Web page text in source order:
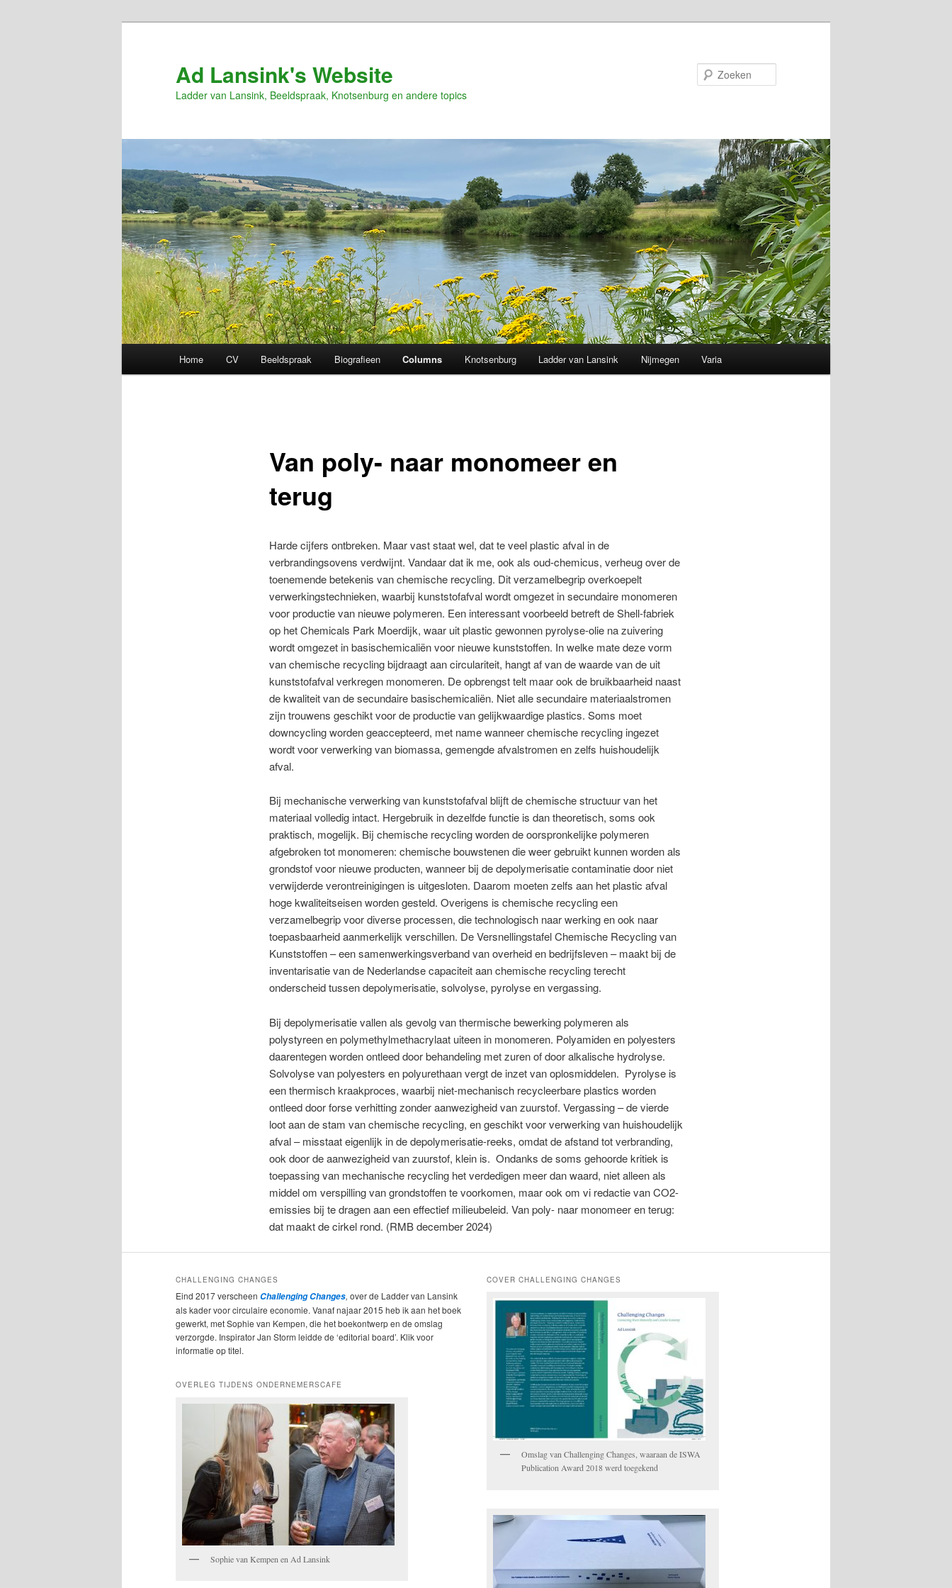
Ad Lansink's Website
Ladder van Lansink, Beeldspraak, Knotsenburg en andere topics
Home CV Beeldspraak Biografieen Columns Knotsenburg Ladder van Lansink Nijmegen Varia
Van poly- naar monomeer en
terug
Harde cijfers ontbreken. Maar vast staat wel, dat te veel plastic afval in de
verbrandingsovens verdwijnt. Vandaar dat ik me, ook als oud-chemicus, verheug over de
toenemende betekenis van chemische recycling. Dit verzamelbegrip overkoepelt
verwerkingstechnieken, waarbij kunststofafval wordt omgezet in secundaire monomeren
voor productie van nieuwe polymeren. Een interessant voorbeeld betreft de Shell-fabriek
op het Chemicals Park Moerdijk, waar uit plastic gewonnen pyrolyse-olie na zuivering
wordt omgezet in basischemicaliën voor nieuwe kunststoffen. In welke mate deze vorm
van chemische recycling bijdraagt aan circulariteit, hangt af van de waarde van de uit
kunststofafval verkregen monomeren. De opbrengst telt maar ook de bruikbaarheid naast
de kwaliteit van de secundaire basischemicaliën. Niet alle secundaire materiaalstromen
zijn trouwens geschikt voor de productie van gelijkwaardige plastics. Soms moet
downcycling worden geaccepteerd, met name wanneer chemische recycling ingezet
wordt voor verwerking van biomassa, gemengde afvalstromen en zelfs huishoudelijk
afval.
Bij mechanische verwerking van kunststofafval blijft de chemische structuur van het
materiaal volledig intact. Hergebruik in dezelfde functie is dan theoretisch, soms ook
praktisch, mogelijk. Bij chemische recycling worden de oorspronkelijke polymeren
afgebroken tot monomeren: chemische bouwstenen die weer gebruikt kunnen worden als
grondstof voor nieuwe producten, wanneer bij de depolymerisatie contaminatie door niet
verwijderde verontreinigingen is uitgesloten. Daarom moeten zelfs aan het plastic afval
hoge kwaliteitseisen worden gesteld. Overigens is chemische recycling een
verzamelbegrip voor diverse processen, die technologisch naar werking en ook naar
toepasbaarheid aanmerkelijk verschillen. De Versnellingstafel Chemische Recycling van
Kunststoffen – een samenwerkingsverband van overheid en bedrijfsleven – maakt bij de
inventarisatie van de Nederlandse capaciteit aan chemische recycling terecht
onderscheid tussen depolymerisatie, solvolyse, pyrolyse en vergassing.
Bij depolymerisatie vallen als gevolg van thermische bewerking polymeren als
polystyreen en polymethylmethacrylaat uiteen in monomeren. Polyamiden en polyesters
daarentegen worden ontleed door behandeling met zuren of door alkalische hydrolyse.
Solvolyse van polyesters en polyurethaan vergt de inzet van oplosmiddelen. Pyrolyse is
een thermisch kraakproces, waarbij niet-mechanisch recycleerbare plastics worden
ontleed door forse verhitting zonder aanwezigheid van zuurstof. Vergassing – de vierde
loot aan de stam van chemische recycling, en geschikt voor verwerking van huishoudelijk
afval – misstaat eigenlijk in de depolymerisatie-reeks, omdat de afstand tot verbranding,
ook door de aanwezigheid van zuurstof, klein is. Ondanks de soms gehoorde kritiek is
toepassing van mechanische recycling het verdedigen meer dan waard, niet alleen als
middel om verspilling van grondstoffen te voorkomen, maar ook om vi redactie van CO2-
emissies bij te dragen aan een effectief milieubeleid. Van poly- naar monomeer en terug:
dat maakt de cirkel rond. (RMB december 2024)
CHALLENGING CHANGES
Eind 2017 verscheen Challenging Changes, over de Ladder van Lansink
als kader voor circulaire economie. Vanaf najaar 2015 heb ik aan het boek
gewerkt, met Sophie van Kempen, die het boekontwerp en de omslag
verzorgde. Inspirator Jan Storm leidde de ‘editorial board’. Klik voor
informatie op titel.
OVERLEG TIJDENS ONDERNEMERSCAFE
Sophie van Kempen en Ad Lansink
COVER CHALLENGING CHANGES
Omslag van Challenging Changes, waaraan de ISWA
Publication Award 2018 werd toegekend